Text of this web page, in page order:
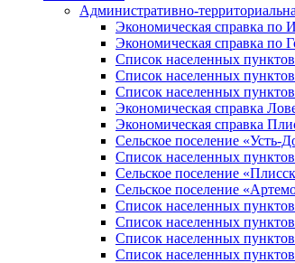
Административно-
Экономическая справка по
Экономическая справка по
Список населенных
Список населенных
Список населенных
Экономическая справка
Экономическая справка
Сельское поселение «Усть-
Список населенных
Сельское поселение
Сельское поселение
Список населенных
Список населенных
Список населенных
Список населенных